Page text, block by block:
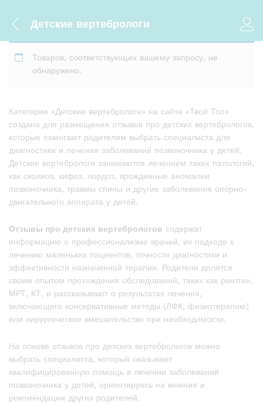
Детские вертебрологи
Товаров, соответствующих вашему запросу, не
обнаружено.
Категория «Детские вертебрологи» на сайте «Твой Топ»
создана для размещения отзывов про детских вертебрологов,
которые помогают родителям выбрать специалиста для
диагностики и лечения заболеваний позвоночника у детей.
Детские вертебрологи занимаются лечением таких патологий,
как сколиоз, кифоз, лордоз, врожденные аномалии
позвоночника, травмы спины и другие заболевания опорно-
двигательного аппарата у детей.
Отзывы про детских вертебрологов содержат
информацию о профессионализме врачей, их подходе к
лечению маленьких пациентов, точности диагностики и
эффективности назначенной терапии. Родители делятся
своим опытом прохождения обследований, таких как рентген,
МРТ, КТ, и рассказывают о результатах лечения,
включающего консервативные методы (ЛФК, физиотерапию)
или хирургическое вмешательство при необходимости.
На основе отзывов про детских вертебрологов можно
выбрать специалиста, который оказывает
квалифицированную помощь в лечении заболеваний
позвоночника у детей, ориентируясь на мнения и
рекомендации других родителей.